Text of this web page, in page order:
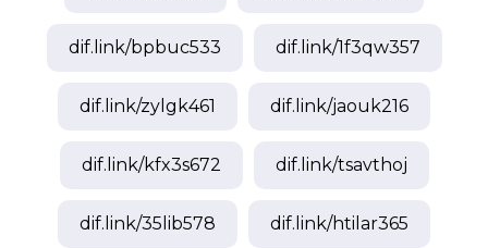
dif.link/bpbuc533 dif.link/1f3qw357
dif.link/zylgk461 dif.link/jaouk216
dif.link/kfx3s672 dif.link/tsavthoj
dif.link/35lib578 dif.link/htilar365